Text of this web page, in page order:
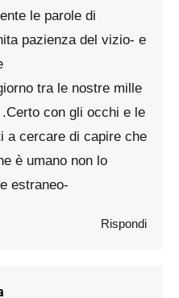
le parole di
pazienza del vizio- e
tra le nostre mille
con gli occhi e le
a cercare di capire che
è umano non lo
estraneo-
Rispondi